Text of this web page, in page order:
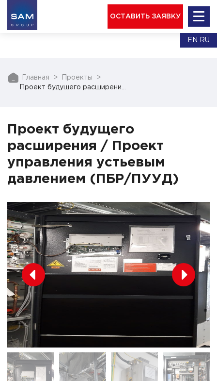
ОСТАВИТЬ ЗАЯВКУ
EN RU
Главная
Проекты
Проект будущего расширени…
Проект будущего
расширения / Проект
управления устьевым
давлением (ПБР/ПУУД)